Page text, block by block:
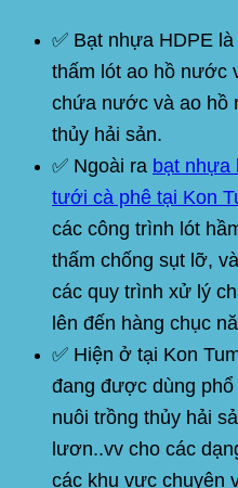
✅ Bạt nhựa HDPE
thấm lót ao hồ nước
chứa nước và ao hồ
thủy hải sản.
✅ Ngoài ra bạt nhựa
tưới cà phê tại Kon
các công trình lót
thấm chống sụt lỡ,
các quy trình xử lý
lên đến hàng chục
✅ Hiện ở tại Kon
đang được dùng
nuôi trồng thủy hải
lươn..vv cho các
các khu vực chuyên